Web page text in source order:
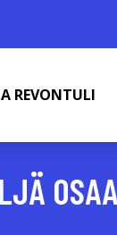
REVONTULI
OSAA